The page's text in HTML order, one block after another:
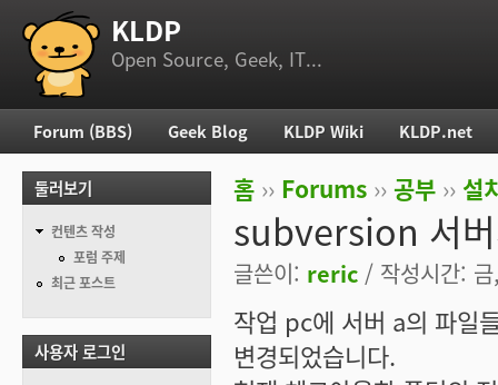
부 메뉴 KLDP
Open Source, Geek, IT...
현재 위치
홈 ›› Forums ›› 공부 ›› 설
subversion 서
글쓴이: reric / 작성시간:
작업 pc에 서버 a의 파일
변경되었습니다.
주 메뉴
Forum (BBS) Geek Blog KLDP Wiki KLDP.net
둘러보기
컨텐츠 작성
포럼 주제
최근 포스트
사용자 로그인